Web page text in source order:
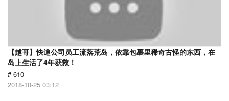
【越哥】快递公司员工流落荒岛，依靠包裹里稀奇古怪的东西，在
岛上生活了4年获救！
# 610
2018-10-25 03:12